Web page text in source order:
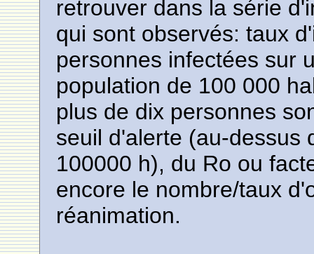
retrouver dans la série
qui sont observés: taux
personnes infectées sur
population de 100 000
plus de dix personnes
seuil d'alerte (au-dessus
100000 h), du Ro ou
encore le nombre/taux
réanimation.